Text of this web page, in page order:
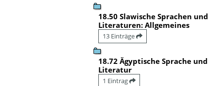
18.50 Slawische Sprachen und
Literaturen: Allgemeines
13 Einträge
18.72 Ägyptische Sprache und
Literatur
1 Eintrag